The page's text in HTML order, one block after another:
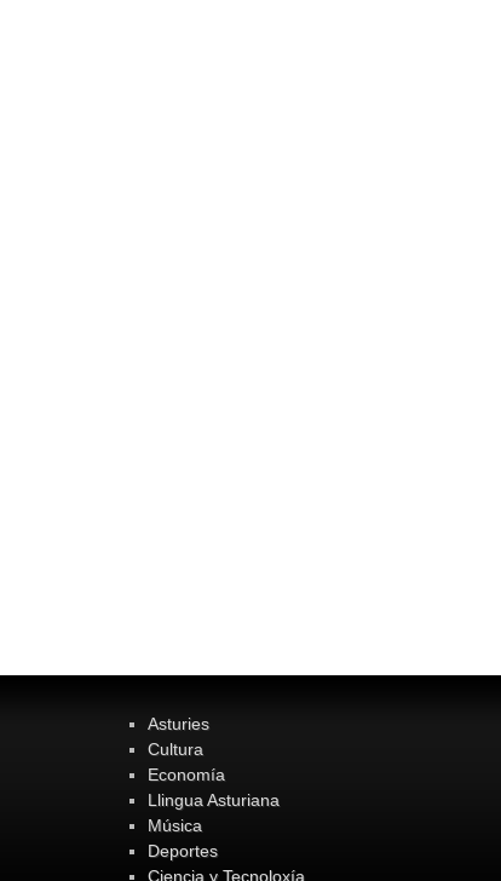
Asturies
Cultura
Economía
Llingua Asturiana
Música
Deportes
Ciencia y Tecnoloxía